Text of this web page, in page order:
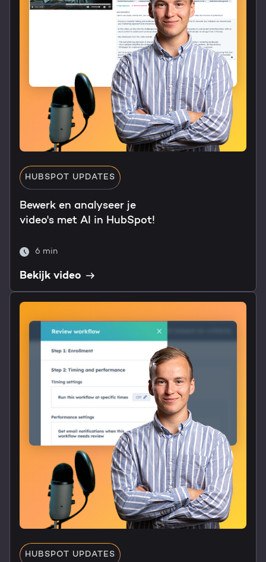
HUBSPOT UPDATES
Bewerk en analyseer je
video's met AI in HubSpot!
6 min
Bekijk video
HUBSPOT UPDATES